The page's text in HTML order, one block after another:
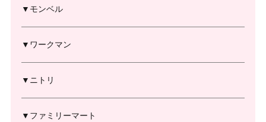
▼モンベル
▼ワークマン
▼ニトリ
▼ファミリーマート